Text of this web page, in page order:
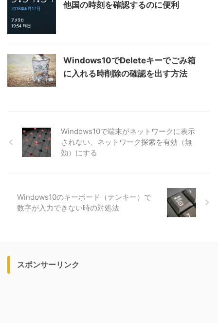
他国の時刻を確認するのに便利
Windows10でDeleteキーでごみ箱
に入れる時削除の確認を出す方法
Windows10で端末がネットワークに表示
されない、ネットワーク探索を有効（無
効）にする
Windows10のキーボード（テンキー）で
数字が入力できない時の対処法
スポンサーリンク